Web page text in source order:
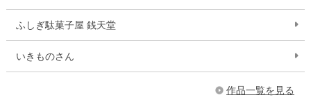
ふしぎ駄菓子屋 銭天堂
いきものさん
作品一覧を見る